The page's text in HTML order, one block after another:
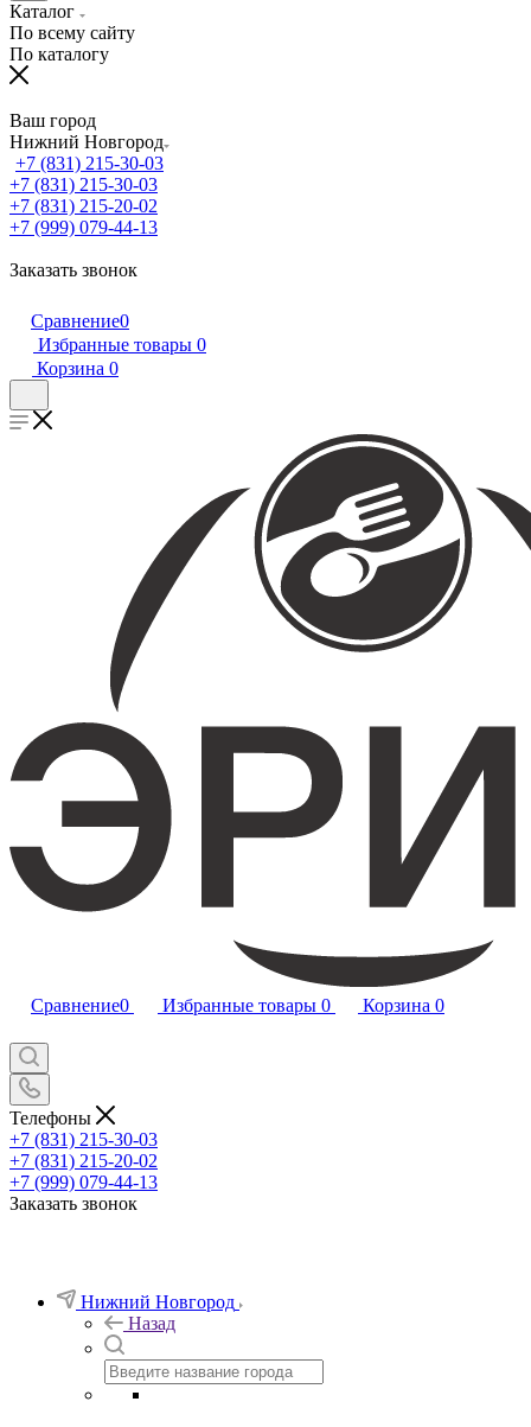
Каталог
По всему сайту
По каталогу
Ваш город
Нижний Новгород
+7 (831) 215-30-03
+7 (831) 215-30-03
+7 (831) 215-20-02
+7 (999) 079-44-13
Заказать звонок
Сравнение0
Избранные товары 0
Корзина 0
Сравнение0 Избранные товары 0 Корзина 0
Телефоны
+7 (831) 215-30-03
+7 (831) 215-20-02
+7 (999) 079-44-13
Заказать звонок
Нижний Новгород
Назад